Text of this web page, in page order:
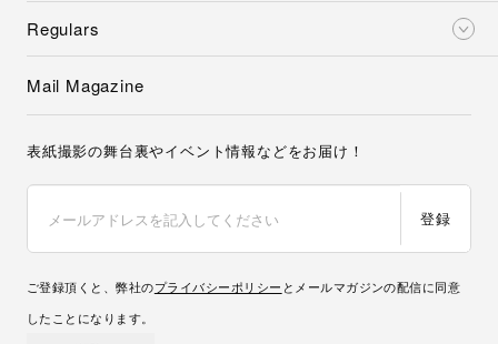
Regulars
Mail Magazine
表紙撮影の舞台裏やイベント情報などをお届け！
登録
ご登録頂くと、弊社のプライバシーポリシー とメールマガジンの配信に同意
したことになります。